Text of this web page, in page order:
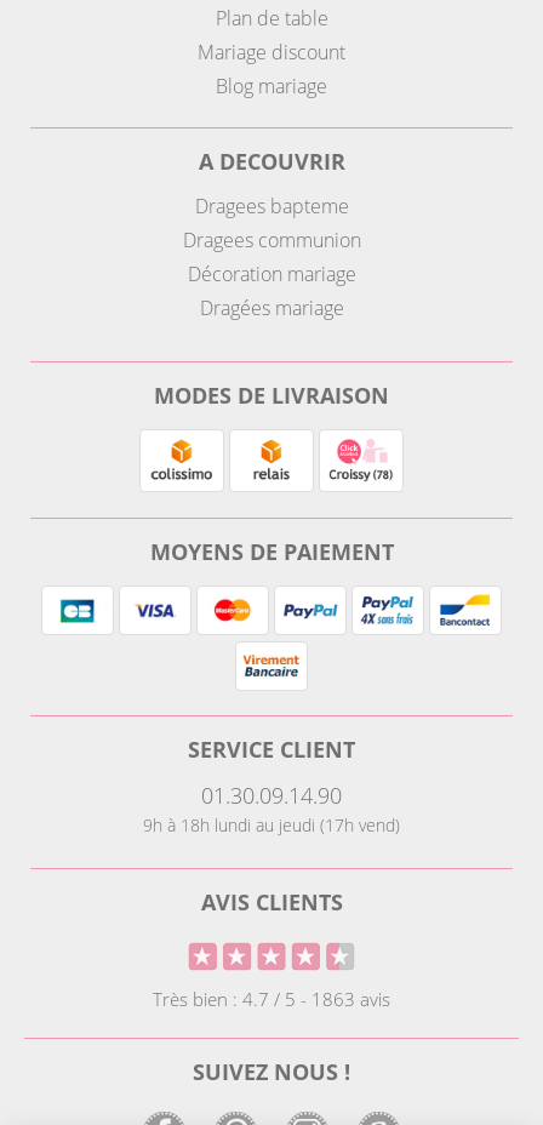
Plan de table
Mariage discount
Blog mariage
A DECOUVRIR
Dragees bapteme
Dragees communion
Décoration mariage
Dragées mariage
MODES DE LIVRAISON
MOYENS DE PAIEMENT
SERVICE CLIENT
01.30.09.14.90
9h à 18h lundi au jeudi (17h vend)
AVIS CLIENTS
Très bien : 4.7 / 5 - 1863 avis
SUIVEZ NOUS !